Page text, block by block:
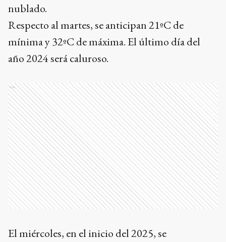
nublado.
Respecto al martes, se anticipan 21ºC de
mínima y 32ºC de máxima. El último día del
año 2024 será caluroso.
Ads
El miércoles, en el inicio del 2025, se